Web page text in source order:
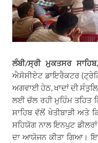
ਲੰਬੀ/ਸ੍ਰੀ ਮੁਕਤਸਰ
ਐਸੋਸੀਏਟ ਡਾਇਰੈਕਟਰ
ਅਗਵਾਈ ਹੇਠ, ਖਾਦਾਂ ਦੀ
ਲਈ ਚੱਲ ਰਹੀ ਮੁਹਿੰਮ ਤਹਿਤ
ਸਾਹਿਬ ਵੱਲੋਂ ਖੇਤੀਬਾੜੀ ਅਤੇ
ਸਹਿਯੋਗ ਨਾਲ ਇਨਪੁਟ
ਦਾ ਆਯੋਜਨ ਕੀਤਾ ਗਿਆ।